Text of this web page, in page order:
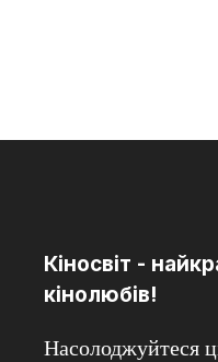
Кіносвіт -
кінолюбів!
Насолоджуйтеся